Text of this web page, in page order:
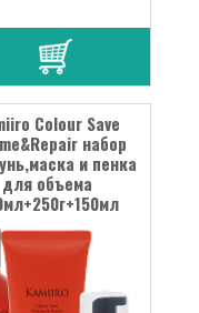
Colour Save
набор
и пенка
для объема